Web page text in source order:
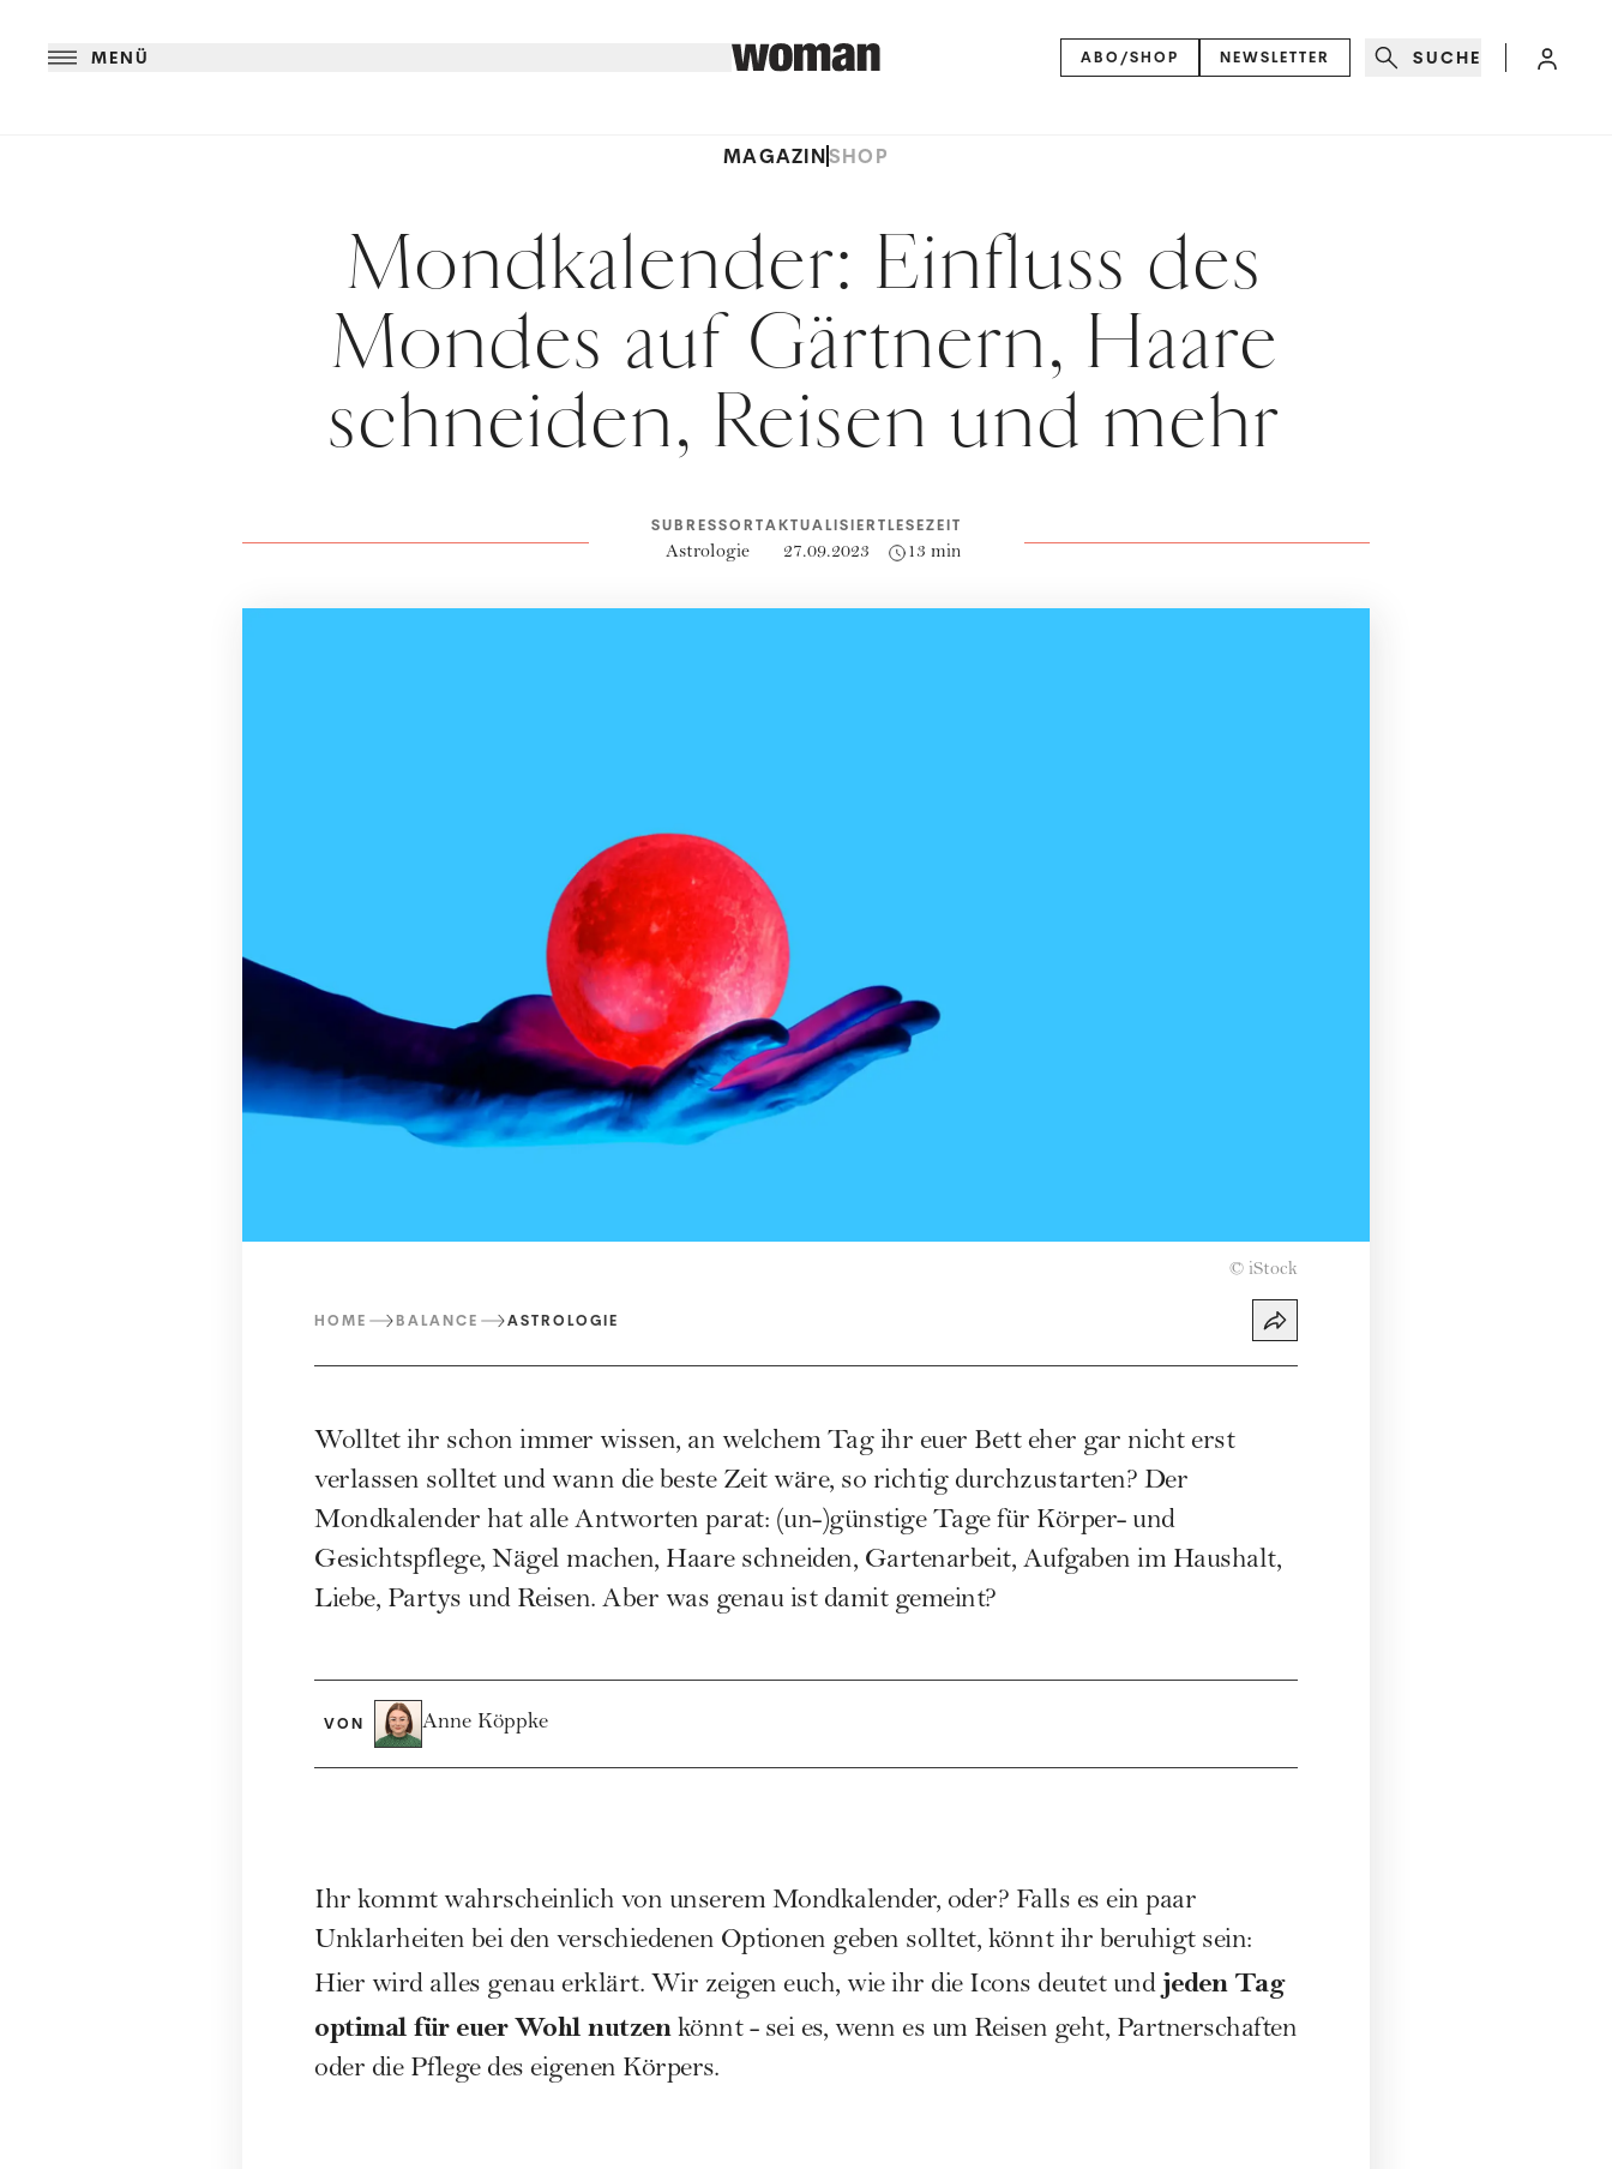
MENÜ ABO/SHOP NEWSLETTER SUCHE
MAGAZINSHOP
Mondkalender: Einfluss des
Mondes auf Gärtnern, Haare
schneiden, Reisen und mehr
SUBRESSORT
Astrologie
AKTUALISIERT
27.09.2023
LESEZEIT
13 min
© iStock
HOME BALANCE ASTROLOGIE
Wolltet ihr schon immer wissen, an welchem Tag ihr euer Bett eher gar nicht erst
verlassen solltet und wann die beste Zeit wäre, so richtig durchzustarten? Der
Mondkalender hat alle Antworten parat: (un-)günstige Tage für Körper- und
Gesichtspflege, Nägel machen, Haare schneiden, Gartenarbeit, Aufgaben im Haushalt,
Liebe, Partys und Reisen. Aber was genau ist damit gemeint?
VON Anne Köppke
Ihr kommt wahrscheinlich von unserem Mondkalender, oder? Falls es ein paar
Unklarheiten bei den verschiedenen Optionen geben solltet, könnt ihr beruhigt sein:
Hier wird alles genau erklärt. Wir zeigen euch, wie ihr die Icons deutet undjeden Tag
optimal für euer Wohl nutzenkönnt - sei es, wenn es um Reisen geht, Partnerschaften
oder die Pflege des eigenen Körpers.